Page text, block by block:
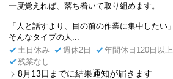
一度覚えれば、落ち着いて取り組めます。
「人と話すより、目の前の作業に集中したい」
そんなタイプの人...
土日休み
週休2日 年間休日120日以上
残業なし
8月13日までに結果通知が届きます